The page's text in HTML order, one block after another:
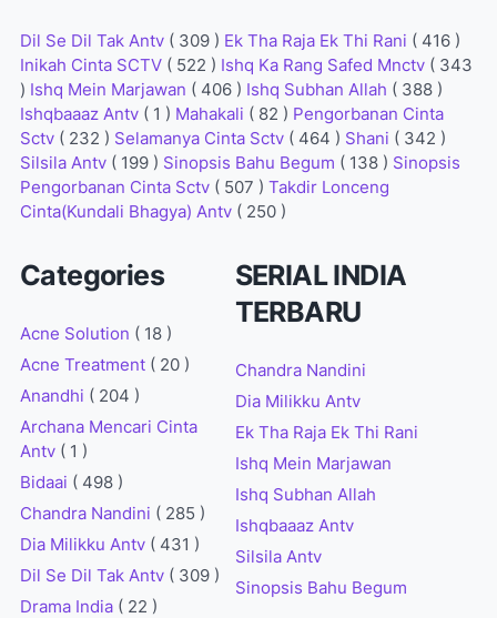
Dil Se Dil Tak Antv ( 309 ) Ek Tha Raja Ek Thi Rani ( 416 )
Inikah Cinta SCTV ( 522 ) Ishq Ka Rang Safed Mnctv ( 343
) Ishq Mein Marjawan ( 406 ) Ishq Subhan Allah ( 388 )
Ishqbaaaz Antv ( 1 ) Mahakali ( 82 ) Pengorbanan Cinta
Sctv ( 232 ) Selamanya Cinta Sctv ( 464 ) Shani ( 342 )
Silsila Antv ( 199 ) Sinopsis Bahu Begum ( 138 ) Sinopsis
Pengorbanan Cinta Sctv ( 507 ) Takdir Lonceng
Cinta(Kundali Bhagya) Antv ( 250 )
Categories
Acne Solution ( 18 )
Acne Treatment ( 20 )
Anandhi ( 204 )
Archana Mencari Cinta
Antv ( 1 )
Bidaai ( 498 )
Chandra Nandini ( 285 )
Dia Milikku Antv ( 431 )
Dil Se Dil Tak Antv ( 309 )
Drama India ( 22 )
SERIAL INDIA
TERBARU
Chandra Nandini
Dia Milikku Antv
Ek Tha Raja Ek Thi Rani
Ishq Mein Marjawan
Ishq Subhan Allah
Ishqbaaaz Antv
Silsila Antv
Sinopsis Bahu Begum